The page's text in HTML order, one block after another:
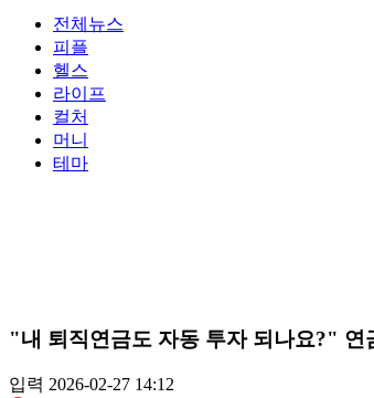
전체뉴스
피플
헬스
라이프
컬처
머니
테마
"내 퇴직연금도 자동 투자 되나요?" 연
입력 2026-02-27 14:12